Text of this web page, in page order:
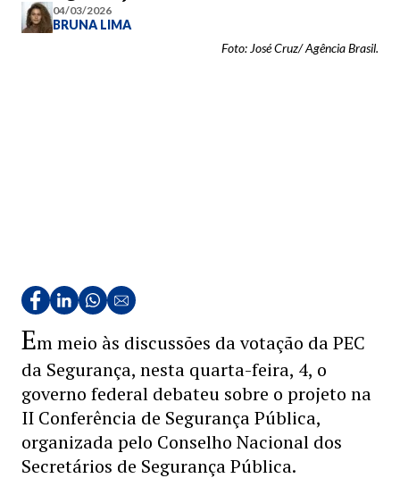
04/03/2026
BRUNA LIMA
Foto: José Cruz/ Agência Brasil.
Em meio às discussões da votação da PEC
da Segurança, nesta quarta-feira, 4, o
governo federal debateu sobre o projeto na
II Conferência de Segurança Pública,
organizada pelo Conselho Nacional dos
Secretários de Segurança Pública.